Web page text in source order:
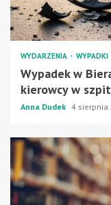
WYDARZENIA WYPADKI
Wypadek w
kierowcy w
Anna Dudek 4 sierpnia